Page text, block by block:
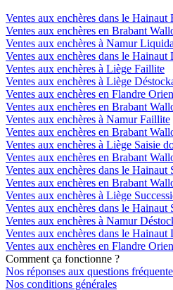
Ventes aux enchères dans le Hainaut
Ventes aux enchères en Brabant
Ventes aux enchères à Namur
Ventes aux enchères dans le Hainaut
Ventes aux enchères à Liège Faillite
Ventes aux enchères à Liège
Ventes aux enchères en Flandre
Ventes aux enchères en Brabant
Ventes aux enchères à Namur Faillite
Ventes aux enchères en Brabant
Ventes aux enchères à Liège Saisie
Ventes aux enchères en Brabant
Ventes aux enchères dans le Hainaut
Ventes aux enchères en Brabant
Ventes aux enchères à Liège
Ventes aux enchères dans le Hainaut
Ventes aux enchères à Namur
Ventes aux enchères dans le
Ventes aux enchères en Flandre
Comment ça fonctionne ?
Nos réponses aux questions
Nos conditions générales